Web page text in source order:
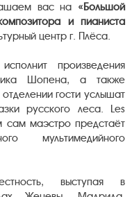
вас на «Большой
и пианиста
центр г. Плёса.
произведения
Шопена, а также
гости услышат
русского леса. Les
сам маэстро предстаёт
мультимедийного
выступая в